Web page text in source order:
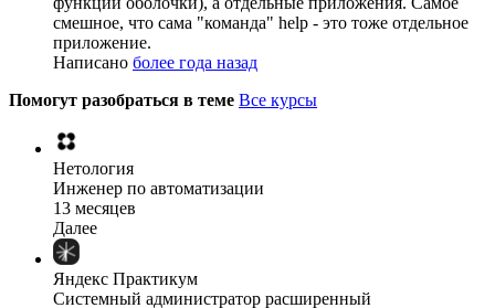
смешное, что сама "команда" help - это тоже отдельное
приложение.
Написано более года назад
Помогут разобраться в теме Все курсы
Нетология
Инженер по автоматизации
13 месяцев
Далее
Яндекс Практикум
Системный администратор расширенный